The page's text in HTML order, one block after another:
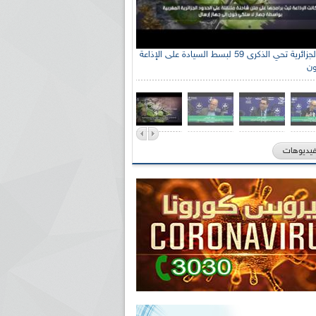
الإذاعة الجزائرية تحي الذكرى 59 لبسط السيادة على الإذاعة